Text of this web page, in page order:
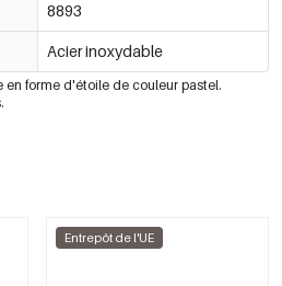
8893
Acier inoxydable
forme d'étoile de couleur pastel.
Entrepôt de l'UE